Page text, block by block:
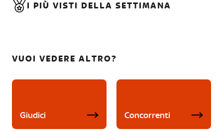
I PIÙ VISTI DELLA SETTIMANA
VUOI VEDERE ALTRO?
Giudici Concorrenti